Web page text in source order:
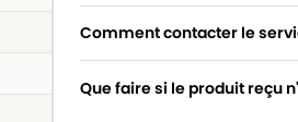
Comment contacter le
Que faire si le produit reçu